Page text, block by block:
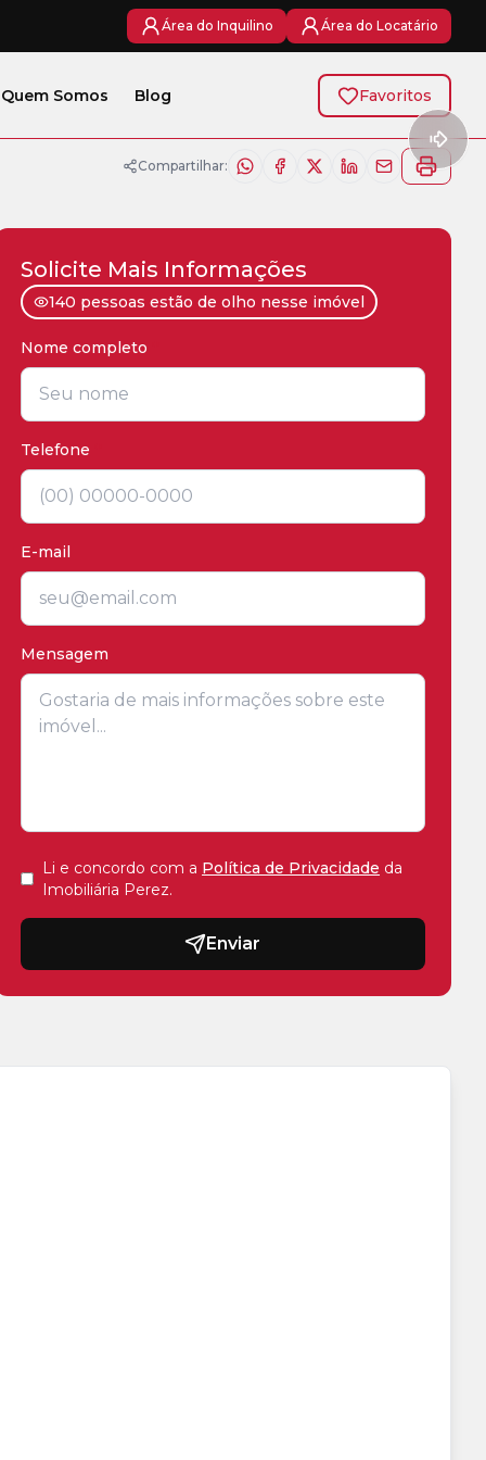
Área do Inquilino Área do Locatário
Quem Somos Blog Favoritos
Compartilhar:
Solicite Mais Informações
140 pessoas estão de olho nesse imóvel
Nome completo
Telefone
E-mail
Mensagem
Li e concordo com a Política de Privacidade da
Imobiliária Perez.
Enviar